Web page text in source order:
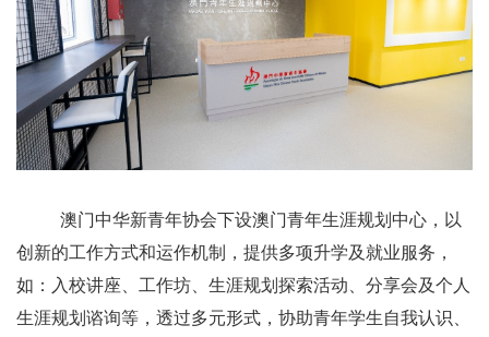
澳门中华新青年协会下设澳门青年生涯规划中心，以
创新的工作方式和运作机制，提供多项升学及就业服务，
如：入校讲座、工作坊、生涯规划探索活动、分享会及个人
生涯规划谘询等，透过多元形式，协助青年学生自我认识、